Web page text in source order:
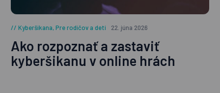
Kyberšikana,Pre rodičov a deti 22. júna 2026
Ako rozpoznať a zastaviť
kyberšikanu v online hrách